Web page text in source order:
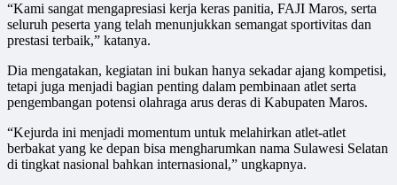
“Kami sangat mengapresiasi kerja keras panitia, FAJI Maros, serta
seluruh peserta yang telah menunjukkan semangat sportivitas dan
prestasi terbaik,” katanya.
Dia mengatakan, kegiatan ini bukan hanya sekadar ajang kompetisi,
tetapi juga menjadi bagian penting dalam pembinaan atlet serta
pengembangan potensi olahraga arus deras di Kabupaten Maros.
“Kejurda ini menjadi momentum untuk melahirkan atlet-atlet
berbakat yang ke depan bisa mengharumkan nama Sulawesi Selatan
di tingkat nasional bahkan internasional,” ungkapnya.